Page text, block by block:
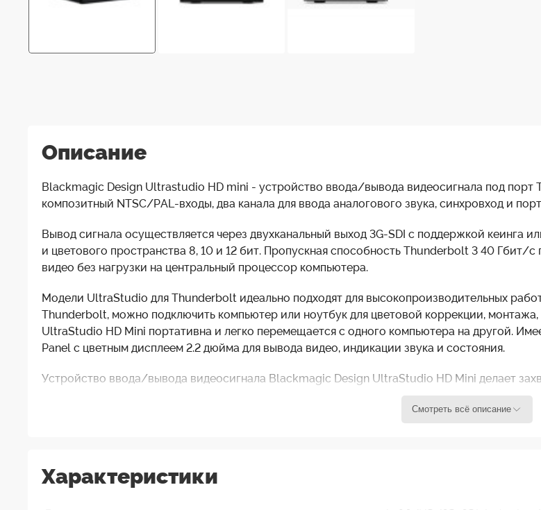
Описание
Blackmagic Design Ultrastudio HD mini - устройство ввода/вывода видеосигнала под порт
композитный NTSC/PAL-входы, два канала для ввода аналогового звука, синхровход и
Вывод сигнала осуществляется через двухканальный выход 3G-SDI с поддержкой кеинга
и цветового пространства 8, 10 и 12 бит. Пропускная способность Thunderbolt 3 40 Гбит/
видео без нагрузки на центральный процессор компьютера.
Модели UltraStudio для Thunderbolt идеально подходят для высокопроизводительных
Thunderbolt, можно подключить компьютер или ноутбук для цветовой коррекции,
UltraStudio HD Mini портативна и легко перемещается с одного компьютера на другой.
Panel с цветным дисплеем 2.2 дюйма для вывода видео, индикации звука и состояния.
Устройство ввода/вывода видеосигнала Blackmagic Design UltraStudio HD Mini делает
вещательными деками.
Смотреть всё описание
Характеристики